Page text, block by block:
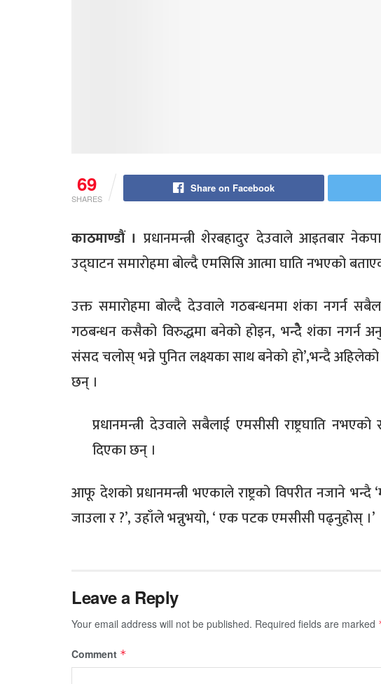
69
SHARES
Share on Facebook
काठमाण्डौं । प्रधानमन्त्री शेरबहादुर देउवाले आइतबार
उद्घाटन समारोहमा बोल्दै एमसिसि आत्मा घाति नभएको
उक्त समारोहमा बोल्दै देउवाले गठबन्धनमा शंका नगर्न
गठबन्धन कसैको विरुद्धमा बनेको होइन, भन्दैे शंका नगर्न
संसद चलोस् भन्ने पुनित लक्ष्यका साथ बनेको हो’,भन्दै
छन् ।
प्रधानमन्त्री देउवाले सबैलाई एमसीसी राष्ट्रघाति
दिएका छन् ।
आफू देशको प्रधानमन्त्री भएकाले राष्ट्रको विपरीत नजाने भन्दै ‘म
जाउला र ?’, उहाँले भन्नुभयो, ‘ एक पटक एमसीसी पढ्नुहोस् ।’
Leave a Reply
Your email address will not be published. Required fields are marked
Comment *